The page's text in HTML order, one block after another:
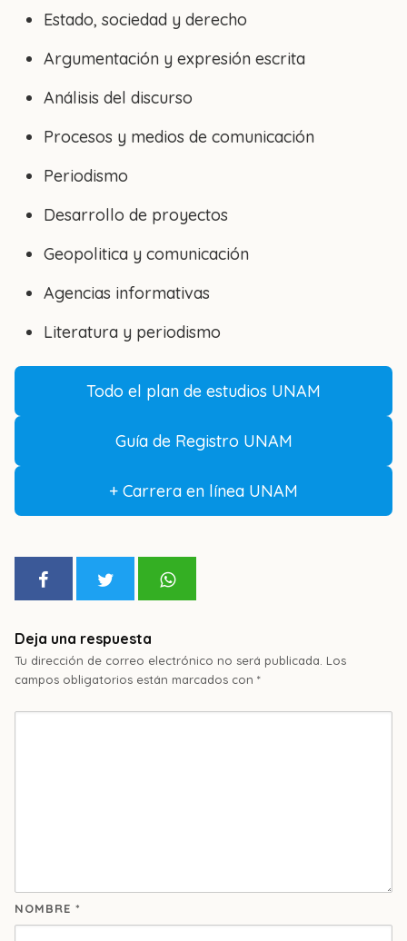
Estado, sociedad y derecho
Argumentación y expresión escrita
Análisis del discurso
Procesos y medios de comunicación
Periodismo
Desarrollo de proyectos
Geopolitica y comunicación
Agencias informativas
Literatura y periodismo
Todo el plan de estudios UNAM
Guía de Registro UNAM
+ Carrera en línea UNAM
Deja una respuesta
Tu dirección de correo electrónico no será publicada. Los
campos obligatorios están marcados con *
NOMBRE *